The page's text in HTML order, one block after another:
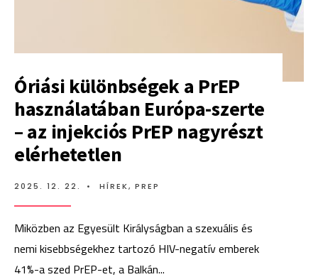
Óriási különbségek a PrEP
használatában Európa-szerte
– az injekciós PrEP nagyrészt
elérhetetlen
2025. 12. 22. • HÍREK, PREP
Miközben az Egyesült Királyságban a szexuális és
nemi kisebbségekhez tartozó HIV-negatív emberek
41%-a szed PrEP-et, a Balkán...